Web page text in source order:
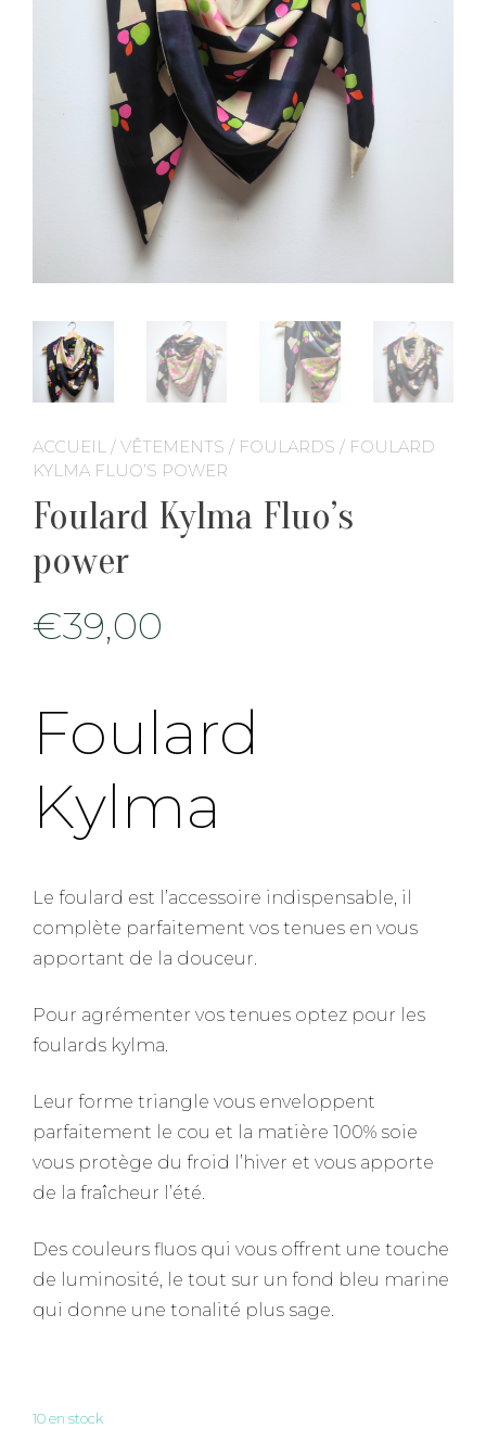
ACCUEIL / VÊTEMENTS / FOULARDS / FOULARD
KYLMA FLUO’S POWER
Foulard Kylma Fluo’s
power
€39,00
Foulard
Kylma
Le foulard est l’accessoire indispensable, il
complète parfaitement vos tenues en vous
apportant de la douceur.
Pour agrémenter vos tenues optez pour les
foulards kylma.
Leur forme triangle vous enveloppent
parfaitement le cou et la matière 100% soie
vous protège du froid l’hiver et vous apporte
de la fraîcheur l’été.
Des couleurs fluos qui vous offrent une touche
de luminosité, le tout sur un fond bleu marine
qui donne une tonalité plus sage.
10 en stock